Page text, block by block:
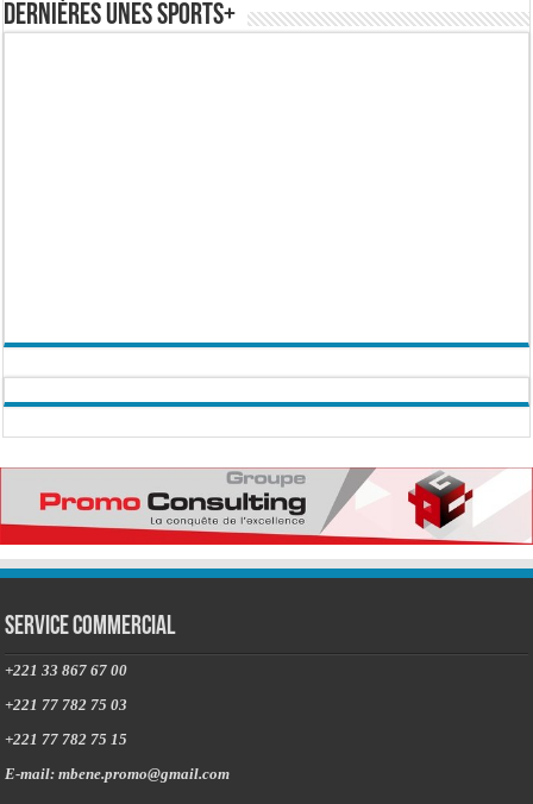
Dernières Unes Sports+
Service commercial
+221 33 867 67 00
+221 77 782 75 03
+221 77 782 75 15
E-mail: mbene.promo@gmail.com